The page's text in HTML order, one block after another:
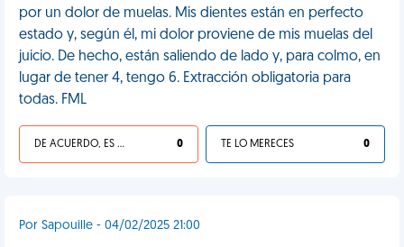
por un dolor de muelas. Mis dientes están en perfecto
estado y, según él, mi dolor proviene de mis muelas del
juicio. De hecho, están saliendo de lado y, para colmo, en
lugar de tener 4, tengo 6. Extracción obligatoria para
todas. FML
DE ACUERDO, ES UNA VIDA HP 0 TE LO MERECES 0
Por Sapouille - 04/02/2025 21:00